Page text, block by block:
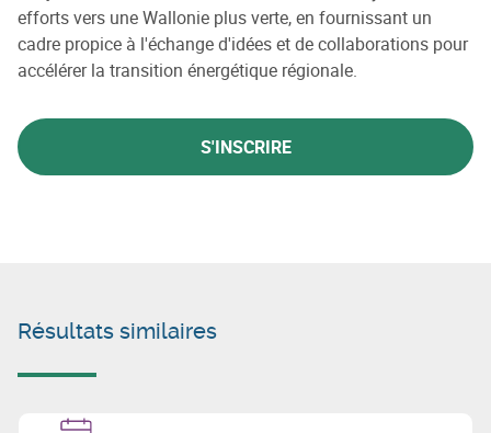
efforts vers une Wallonie plus verte, en fournissant un
cadre propice à l'échange d'idées et de collaborations pour
accélérer la transition énergétique régionale.
S'INSCRIRE
Résultats similaires